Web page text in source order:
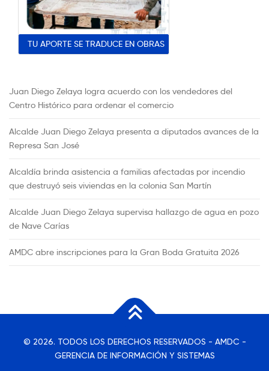
TU APORTE SE TRADUCE EN OBRAS
Juan Diego Zelaya logra acuerdo con los vendedores del
Centro Histórico para ordenar el comercio
Alcalde Juan Diego Zelaya presenta a diputados avances de la
Represa San José
Alcaldía brinda asistencia a familias afectadas por incendio
que destruyó seis viviendas en la colonia San Martín
Alcalde Juan Diego Zelaya supervisa hallazgo de agua en pozo
de Nave Carías
AMDC abre inscripciones para la Gran Boda Gratuita 2026
© 2026. TODOS LOS DERECHOS RESERVADOS - AMDC -
GERENCIA DE INFORMACIÓN Y SISTEMAS